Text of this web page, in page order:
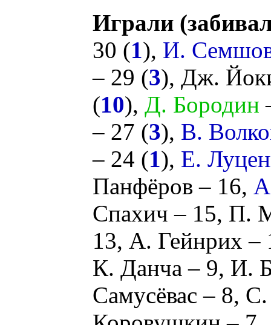
Играли
30 (1), И.
– 29 (3), Дж.
(10), Д. Бородин
– 27 (3), В.
– 24 (1), Е.
Панфёров – 16,
Спахич – 15, П.
13, А. Гейнрих –
К. Данча – 9, И.
Самусёвас – 8, С.